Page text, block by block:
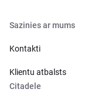
Sazinies ar mums
Kontakti
Klientu atbalsts
Citadele